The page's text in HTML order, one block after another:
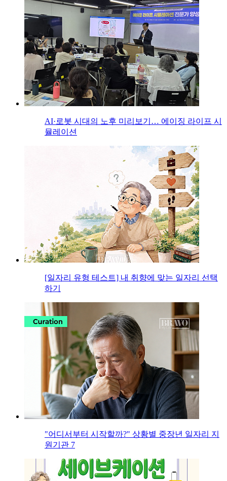
AI·로봇 시대의 노후 미리보기… 에이징 라이프 시
뮬레이션
[일자리 유형 테스트] 내 취향에 맞는 일자리 선택
하기
"어디서부터 시작할까?" 상황별 중장년 일자리 지
원기관 7